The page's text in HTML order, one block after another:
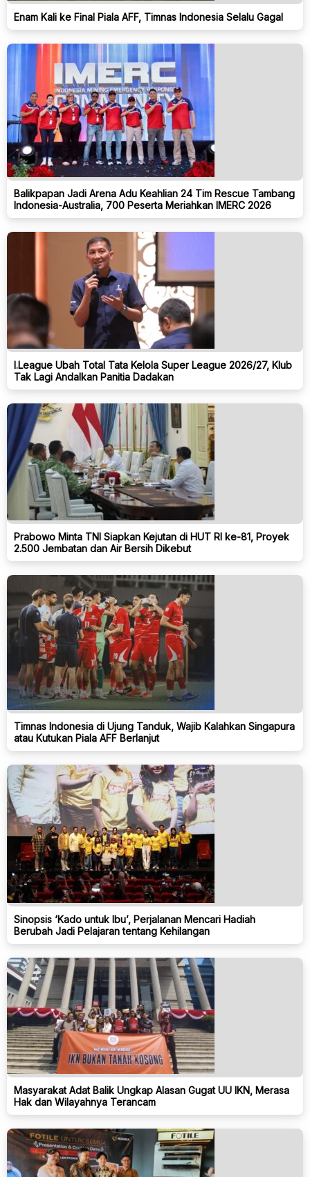
Enam Kali ke Final Piala AFF, Timnas Indonesia Selalu Gagal
Balikpapan Jadi Arena Adu Keahlian 24 Tim Rescue Tambang
Indonesia-Australia, 700 Peserta Meriahkan IMERC 2026
I.League Ubah Total Tata Kelola Super League 2026/27, Klub
Tak Lagi Andalkan Panitia Dadakan
Prabowo Minta TNI Siapkan Kejutan di HUT RI ke-81, Proyek
2.500 Jembatan dan Air Bersih Dikebut
Timnas Indonesia di Ujung Tanduk, Wajib Kalahkan Singapura
atau Kutukan Piala AFF Berlanjut
Sinopsis ‘Kado untuk Ibu’, Perjalanan Mencari Hadiah
Berubah Jadi Pelajaran tentang Kehilangan
Masyarakat Adat Balik Ungkap Alasan Gugat UU IKN, Merasa
Hak dan Wilayahnya Terancam